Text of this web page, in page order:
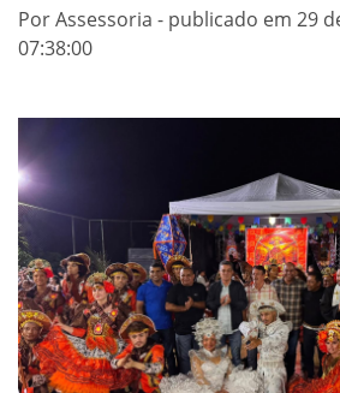
Por Assessoria - publicado em 29
07:38:00